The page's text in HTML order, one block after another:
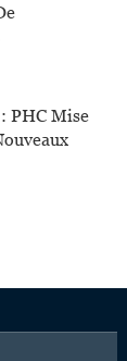
PHC Mise